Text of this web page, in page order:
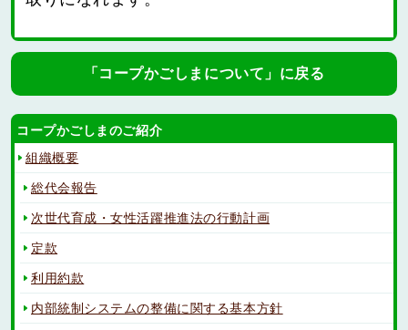
「コープかごしまについて」に戻る
コープかごしまのご紹介
組織概要
総代会報告
次世代育成・女性活躍推進法の行動計画
定款
利用約款
内部統制システムの整備に関する基本方針